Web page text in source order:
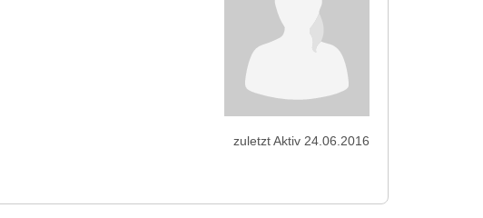
zuletzt Aktiv 24.06.2016